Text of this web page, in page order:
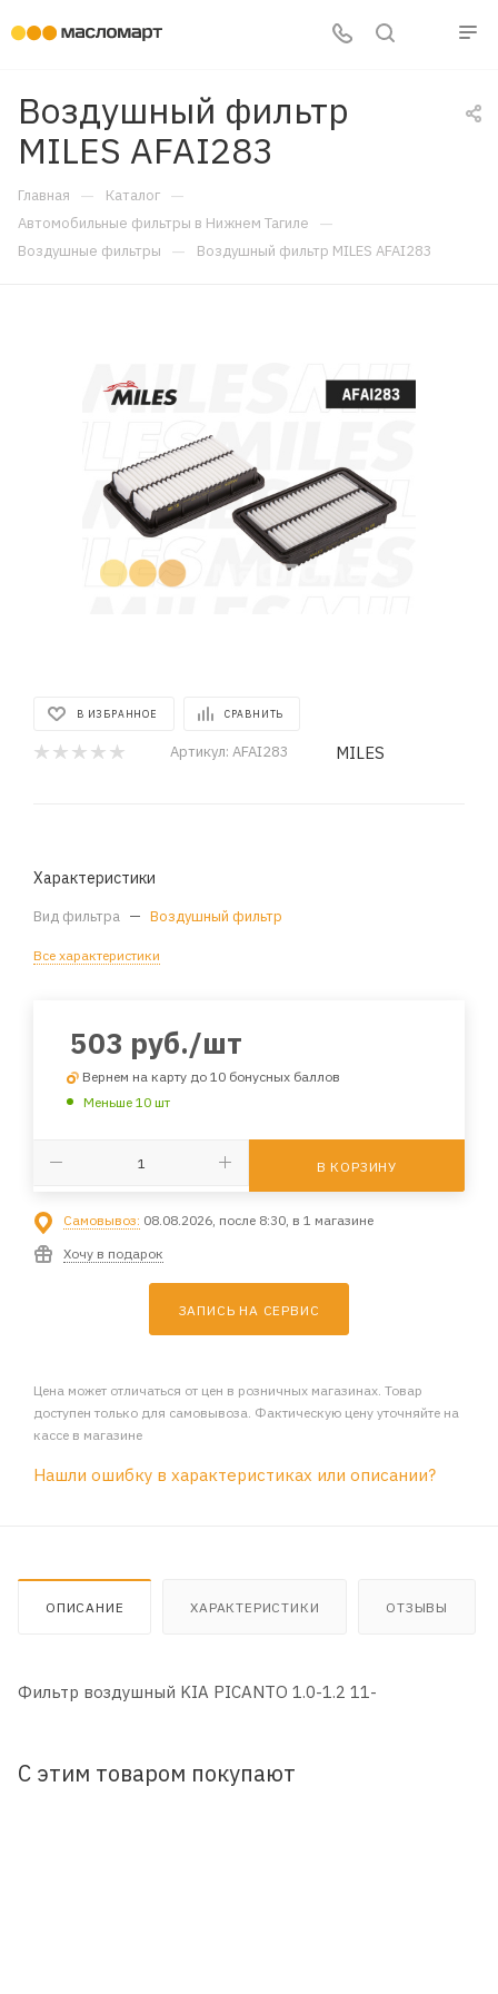
Воздушный фильтр
MILES AFAI283
Главная — Каталог —
Автомобильные фильтры в Нижнем Тагиле —
Воздушные фильтры — Воздушный фильтр MILES AFAI283
В ИЗБРАННОЕ СРАВНИТЬ
Артикул: AFAI283 MILES
Характеристики
Вид фильтра — Воздушный фильтр
Все характеристики
503 руб./шт
Вернем на карту до 10 бонусных баллов
Меньше 10 шт
В КОРЗИНУ
Самовывоз: 08.08.2026, после 8:30, в 1 магазине
Хочу в подарок
ЗАПИСЬ НА СЕРВИС
Цена может отличаться от цен в розничных магазинах. Товар
доступен только для самовывоза. Фактическую цену уточняйте на
кассе в магазине
Нашли ошибку в характеристиках или описании?
ОПИСАНИЕ ХАРАКТЕРИСТИКИ ОТЗЫВЫ
Фильтр воздушный KIA PICANTO 1.0-1.2 11-
С этим товаром покупают